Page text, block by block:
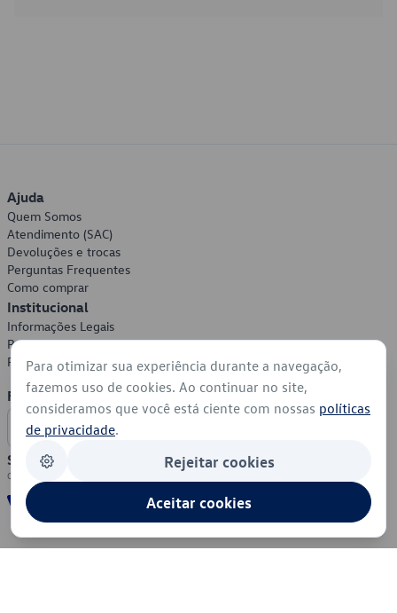
Ajuda
Quem Somos
Atendimento (SAC)
Devoluções e trocas
Perguntas Frequentes
Como comprar
Institucional
Informações Legais
Política de Privacidade
Política de Cookies
Formas de Pagamento
Segurança
Para otimizar sua experiência durante a navegação,
fazemos uso de cookies. Ao continuar no site,
consideramos que você está ciente com nossas políticas
de privacidade.
Rejeitar cookies
Aceitar cookies